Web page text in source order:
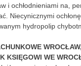
i ochłodnieniami na,
Niecynicznymi
hydropolip
KSIĘGOWI WE